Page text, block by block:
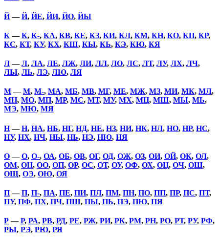
Й—Й, ЙЕ, ЙИ, ЙО, ЙЫ
К—К, К-, КА, КВ, КЕ, КЗ, КИ, КЛ, КМ, КН, КО, КП, КР,
КС, КТ, КУ, КХ, КШ, КЫ, КЬ, КЭ, КЮ, КЯ
Л—Л, ЛА, ЛЕ, ЛЖ, ЛИ, ЛЛ, ЛО, ЛС, ЛТ, ЛУ, ЛХ, ЛЧ,
ЛЫ, ЛЬ, ЛЭ, ЛЮ, ЛЯ
М—М, М-, МА, МБ, МВ, МГ, МЕ, МЖ, МЗ, МИ, МК, МЛ,
МН, МО, МП, МР, МС, МТ, МУ, МХ, МЦ, МШ, МЫ, МЬ,
МЭ, МЮ, МЯ
Н—Н, НА, НБ, НГ, НД, НЕ, НЗ, НИ, НК, НЛ, НО, НР, НС,
НУ, НХ, НЧ, НЫ, НЬ, НЭ, НЮ, НЯ
О—О, О-, ОА, ОБ, ОВ, ОГ, ОД, ОЖ, ОЗ, ОИ, ОЙ, ОК, ОЛ,
ОМ, ОН, ОО, ОП, ОР, ОС, ОТ, ОУ, ОФ, ОХ, ОЦ, ОЧ, ОШ,
ОЩ, ОЭ, ОЮ, ОЯ
П—П, П-, ПА, ПЕ, ПИ, ПЛ, ПМ, ПН, ПО, ПП, ПР, ПС, ПТ,
ПУ, ПФ, ПХ, ПЧ, ПШ, ПЫ, ПЬ, ПЭ, ПЮ, ПЯ
Р—Р, РА, РВ, РД, РЕ, РЖ, РИ, РК, РМ, РН, РО, РТ, РУ, РФ,
РЫ, РЭ, РЮ, РЯ